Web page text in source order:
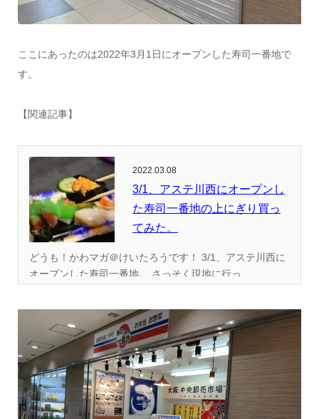
ここにあったのは2022年3月1日にオープンした寿司一番地で
す。
【関連記事】
2022.03.08
3/1、アステ川西にオープンし
た寿司一番地の上にぎり買っ
てみた。
どうも！かわマガ＠けいたろうです！ 3/1、アステ川西に
オープンした寿司一番地。 さっそく現地に行っ...